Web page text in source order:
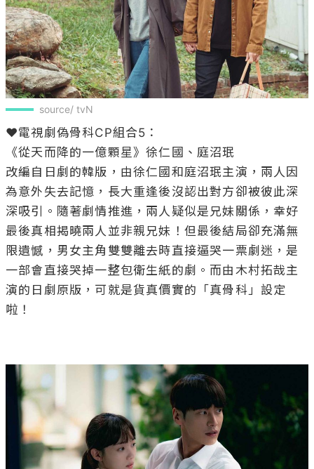
source/ tvN
❤️電視劇偽骨科CP組合5：
《從天而降的一億顆星》徐仁國、庭沼珉
改編自日劇的韓版，由徐仁國和庭沼珉主演，兩人因
為意外失去記憶，長大重逢後沒認出對方卻被彼此深
深吸引。隨著劇情推進，兩人疑似是兄妹關係，幸好
最後真相揭曉兩人並非親兄妹！但最後結局卻充滿無
限遺憾，男女主角雙雙離去時直接逼哭一票劇迷，是
一部會直接哭掉一整包衛生紙的劇。而由木村拓哉主
演的日劇原版，可就是貨真價實的「真骨科」設定
啦！